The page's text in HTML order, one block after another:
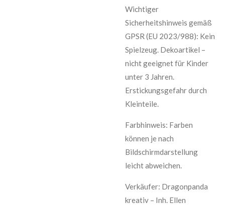
Wichtiger
Sicherheitshinweis gemäß
GPSR (EU 2023/988): Kein
Spielzeug. Dekoartikel –
nicht geeignet für Kinder
unter 3 Jahren.
Erstickungsgefahr durch
Kleinteile.
Farbhinweis: Farben
können je nach
Bildschirmdarstellung
leicht abweichen.
Verkäufer: Dragonpanda
kreativ – Inh. Ellen